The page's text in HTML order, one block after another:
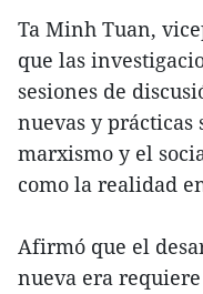
Ta Minh Tuan,
que las
sesiones de
nuevas y
marxismo y el
como la realidad
Afirmó que el
nueva era